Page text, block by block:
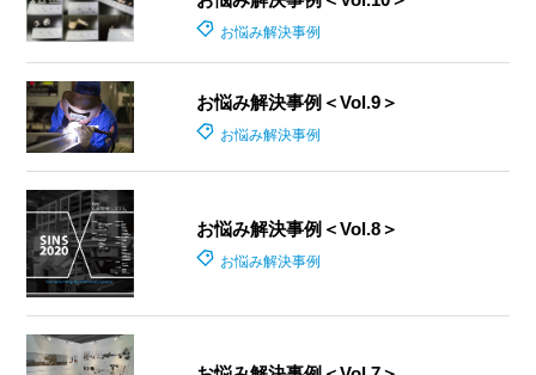
お悩み解決事例
お悩み解決事例＜Vol.9＞
お悩み解決事例
お悩み解決事例＜Vol.8＞
お悩み解決事例